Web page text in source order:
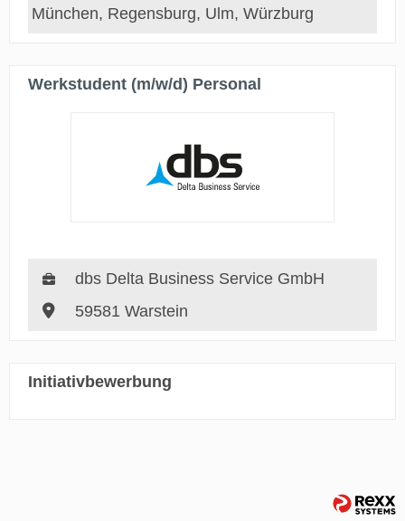
München, Regensburg, Ulm, Würzburg
Werkstudent (m/w/d) Personal
dbs Delta Business Service GmbH
59581 Warstein
Initiativbewerbung